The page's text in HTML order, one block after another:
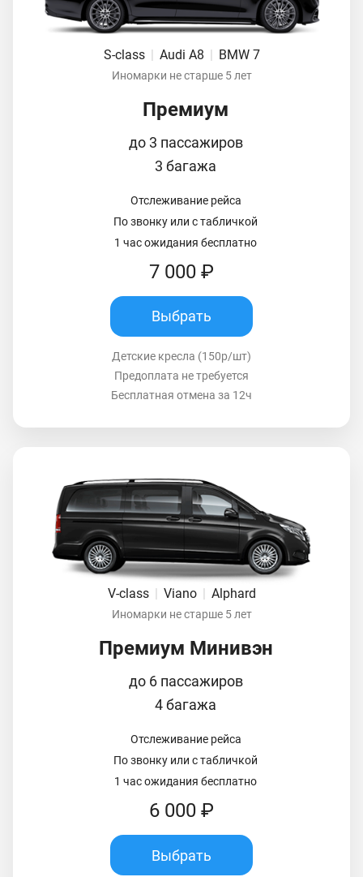
S-class | Audi A8 | BMW 7
Иномарки не старше 5 лет
Премиум
до 3 пассажиров
3 багажа
Отслеживание рейса
По звонку или с табличкой
1 час ожидания бесплатно
7 000 ₽
Выбрать
Детские кресла (150р/шт)
Предоплата не требуется
Бесплатная отмена за 12ч
V-class Viano Alphard
Иномарки не старше 5 лет
Премиум Минивэн
до 6 пассажиров
4 багажа
Отслеживание рейса
По звонку или с табличкой
1 час ожидания бесплатно
6 000 ₽
Выбрать